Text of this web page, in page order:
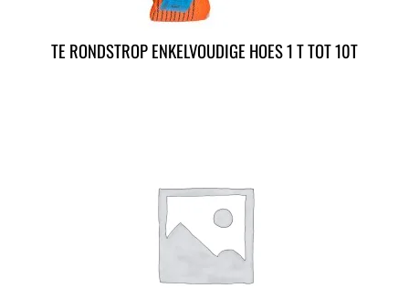
TE RONDSTROP ENKELVOUDIGE HOES 1 T TOT 10T